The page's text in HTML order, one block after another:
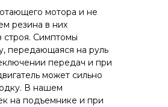
мотора и не
резина в них
строя. Симптомы
передающаяся на руль
передач и при
может сильно
В нашем
на подъемнике и при